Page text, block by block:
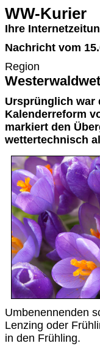
WW-Kurier
Ihre
Nachricht vom
Region
Ursprünglich war
Kalenderreform
markiert den
wettertechnisch
Umbenennenden
Lenzing oder
in den Frühling.